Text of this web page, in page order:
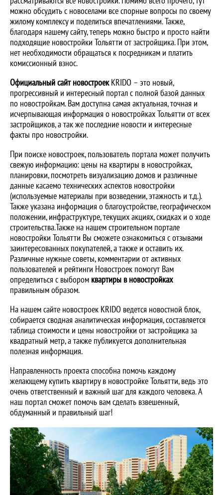
можно обсудить с новоселами все спорные вопросы по своему
жилому комплексу и поделиться впечатлениями. Также,
благодаря нашему сайту, теперь можно быстро и просто найти
подходящие новостройки Тольятти от застройщика. При этом,
нет необходимости обращаться к посредникам и платить
комиссионный взнос.
Официальный сайт новостроекKRIDO – это новый,
прогрессивный и интересный портал с полной базой данных
по новостройкам. Вам доступна самая актуальная, точная и
исчерпывающая информация о новостройках Тольятти от всех
застройщиков, а так же последние новости и интересные
факты про новостройки.
При поиске новостроек, пользователь портала может получить
свежую информацию: цены на квартиры в новостройках,
планировки, посмотреть визуализацию домов и различные
данные касаемо технических аспектов новостройки
(используемые материалы при возведении, этажность и т.д.).
Также указана информация о благоустройстве, географическом
положении, инфраструктуре, текущих акциях, скидках и о ходе
строительства.Также на нашем строительном портале
новостройки Тольятти Вы сможете ознакомиться с отзывами
заинтересованных покупателей, а также и оставить их.
Различные нужные советы, комментарии от активных
пользователей и рейтинги Новостроек помогут Вам
определиться с выбором квартиры в новостройках
правильным образом.
На нашем сайте новостроек KRIDO ведется новостной блок,
собирается сводная аналитическая информация, составляется
таблица стоимости и цены новостройки от застройщика за
квадратный метр, а также публикуется дополнительная
полезная информация.
Направленность проекта способна помочь каждому
желающему купить квартиру в новостройке Тольятти, ведь это
очень ответственный и важный шаг для каждого человека. А
наш портал сможет помочь вам сделать взвешенный,
обдуманный и правильный шаг!